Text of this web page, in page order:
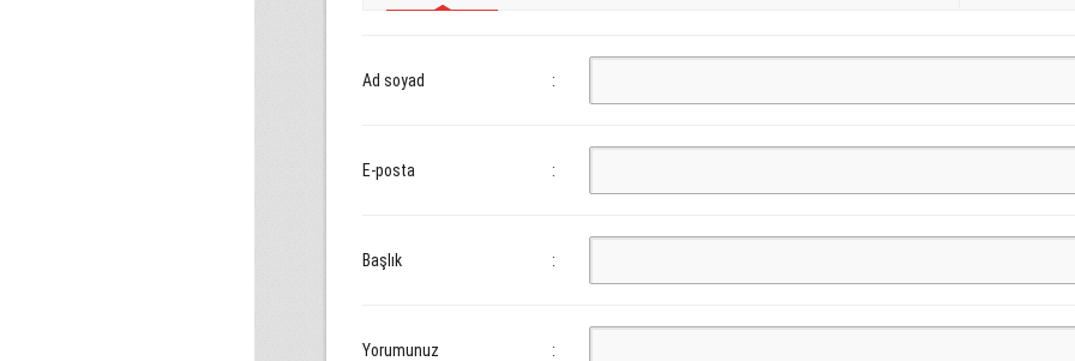
Ad soyad :
E-posta :
Başlık :
Yorumunuz :